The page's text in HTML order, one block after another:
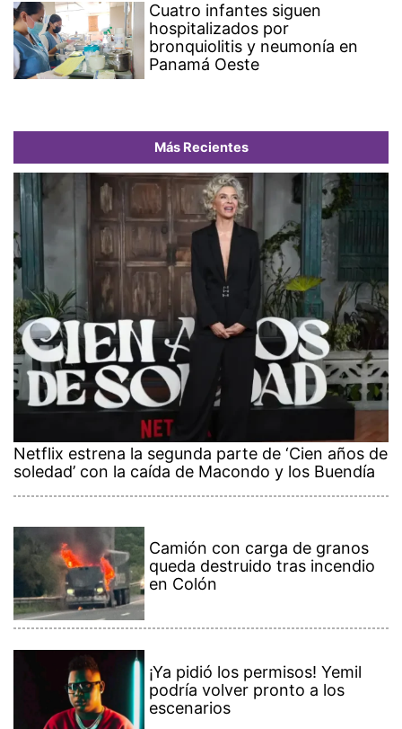
Cuatro infantes siguen
hospitalizados por
bronquiolitis y neumonía en
Panamá Oeste
Más Recientes
Netflix estrena la segunda parte de ‘Cien años de
soledad’ con la caída de Macondo y los Buendía
Camión con carga de granos
queda destruido tras incendio
en Colón
¡Ya pidió los permisos! Yemil
podría volver pronto a los
escenarios